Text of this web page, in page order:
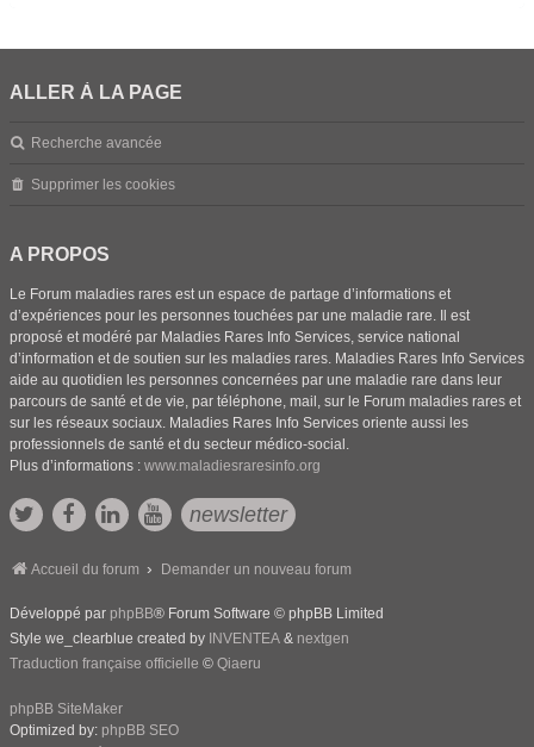
ALLER À LA PAGE
Recherche avancée
Supprimer les cookies
A PROPOS
Le Forum maladies rares est un espace de partage d’informations et
d’expériences pour les personnes touchées par une maladie rare. Il est
proposé et modéré par Maladies Rares Info Services, service national
d’information et de soutien sur les maladies rares. Maladies Rares Info Services
aide au quotidien les personnes concernées par une maladie rare dans leur
parcours de santé et de vie, par téléphone, mail, sur le Forum maladies rares et
sur les réseaux sociaux. Maladies Rares Info Services oriente aussi les
professionnels de santé et du secteur médico-social.
Plus d’informations : www.maladiesraresinfo.org
newsletter
Accueil du forum Demander un nouveau forum
Développé par phpBB® Forum Software © phpBB Limited
Style we_clearblue created by INVENTEA & nextgen
Traduction française officielle © Qiaeru
phpBB SiteMaker
Optimized by: phpBB SEO